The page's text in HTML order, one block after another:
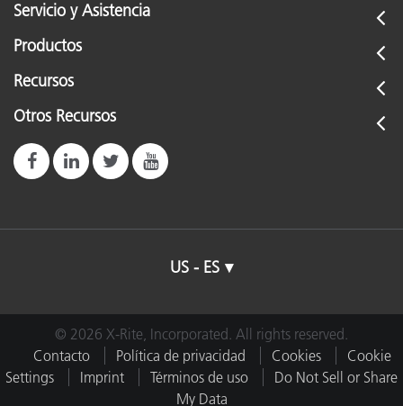
Servicio y Asistencia
Productos
Recursos
Otros Recursos
US - ES
© 2026 X-Rite, Incorporated. All rights reserved.
Contacto
Política de privacidad Cookies
Cookie
Settings
Imprint Términos de uso
Do Not Sell or Share
My Data